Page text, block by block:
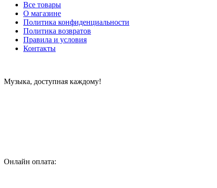
Все товары
О магазине
Политика конфиденциальности
Политика возвратов
Правила и условия
Контакты
Музыка, доступная каждому!
Онлайн оплата: